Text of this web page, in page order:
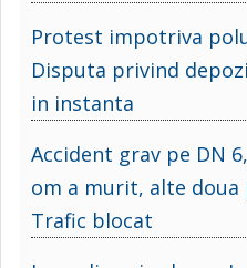
Protest impotriva
Disputa privind
in instanta
Accident grav pe DN
om a murit, alte
Trafic blocat